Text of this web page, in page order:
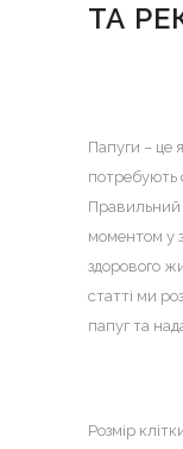
ТА
Папуги – це
потребують
Правильний
моментом у
здорового
статті ми
папуг та
Розмір